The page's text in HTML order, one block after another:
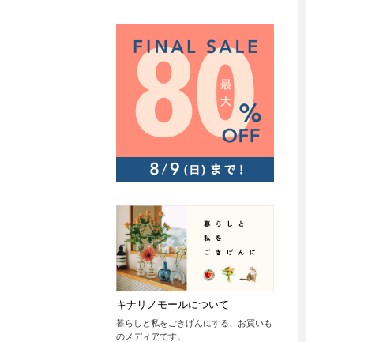
キナリノモールについて
暮らしと私をごきげんにする、お買いも
のメディアです。